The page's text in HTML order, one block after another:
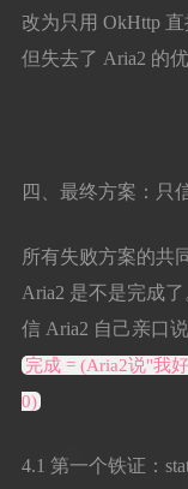
改为只用 OkHttp
但失去了 Aria2 的
四、最终方案：只
所有失败方案的共
Aria2 是不是完成
信 Aria2 自己亲口
完成 = (Aria2说"我
0)
4.1 第一个铁证：